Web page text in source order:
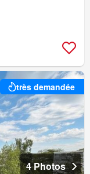
très demandée
4 Photos